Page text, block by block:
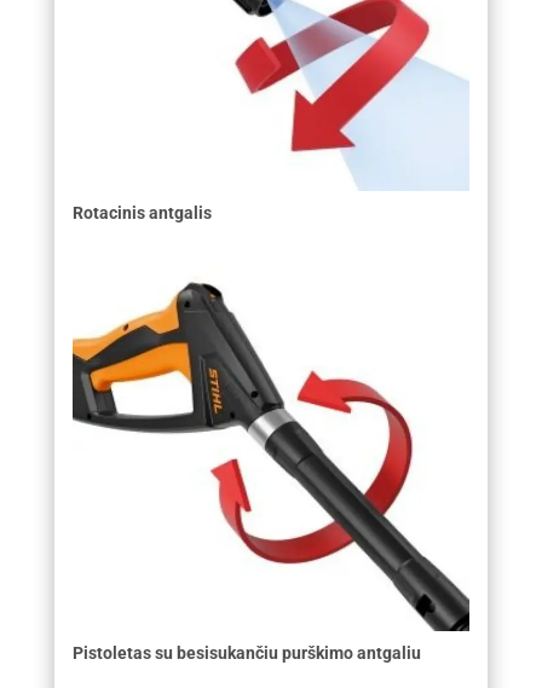
Rotacinis antgalis
Pistoletas su besisukančiu purškimo antgaliu